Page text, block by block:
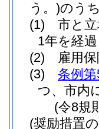
う。)のう
(1)
市と
1年を経
(2)
雇用
(3)
条例
つ、市内
(令8規
(奨励措置